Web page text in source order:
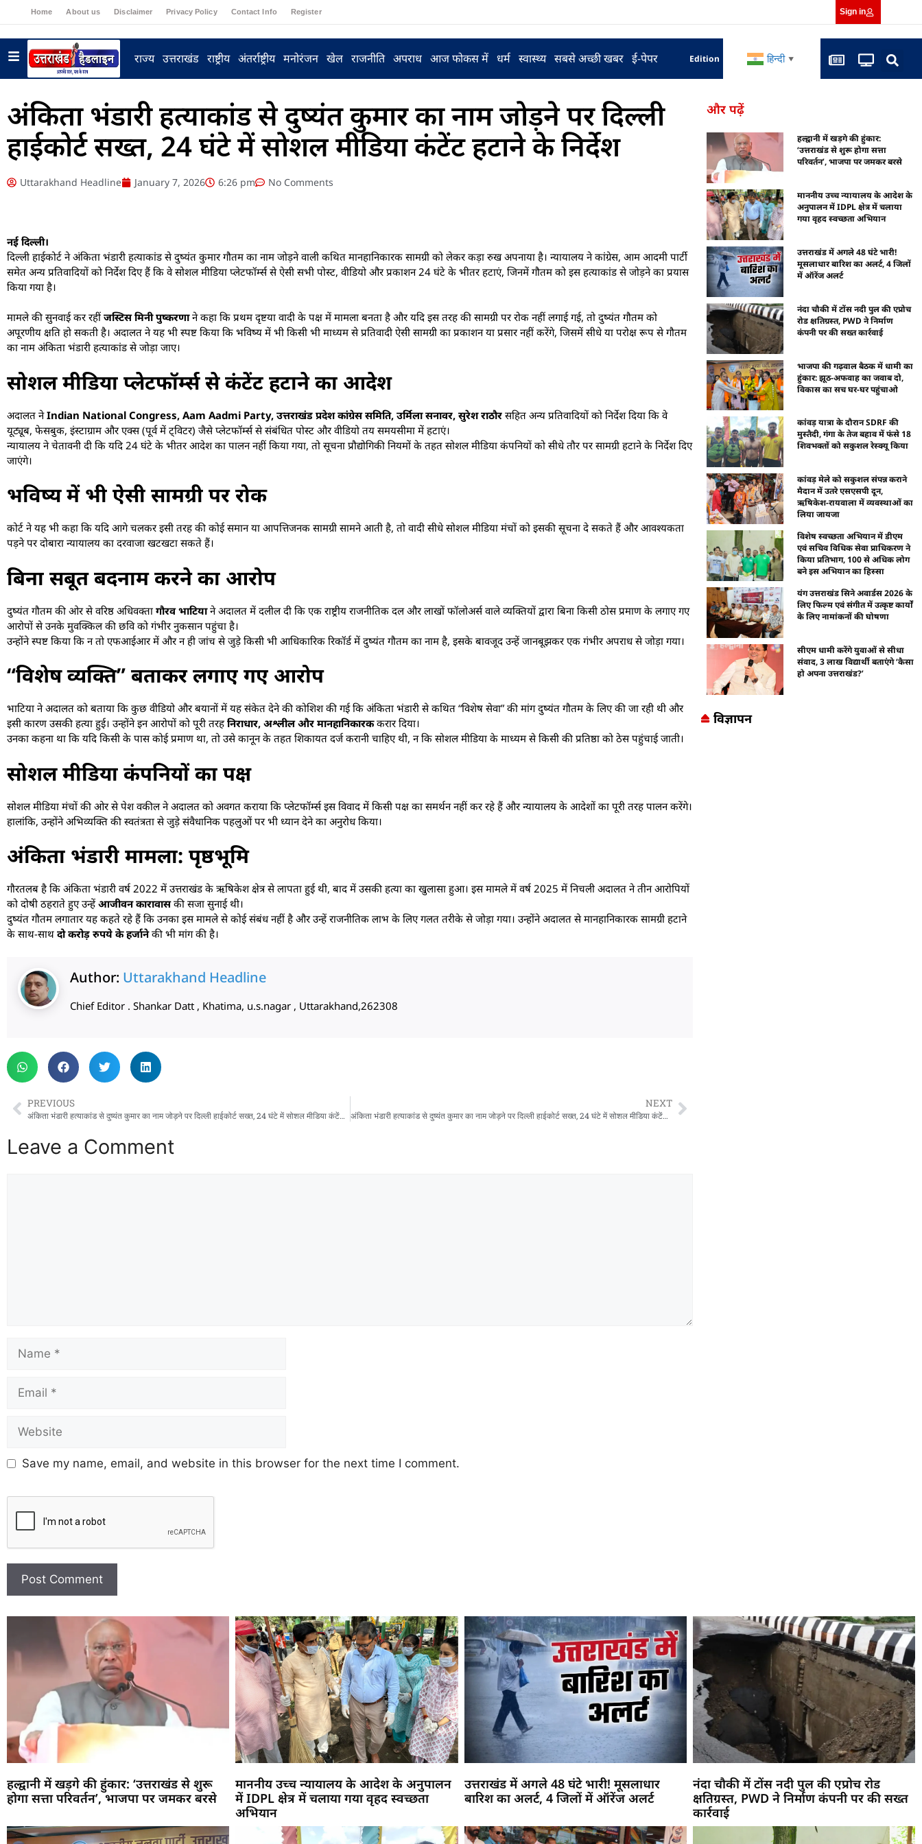
Home About us Disclaimer Privacy Policy Contact Info Register Sign in
राज्य उत्तराखंड राष्ट्रीय अंतर्राष्ट्रीय मनोरंजन खेल राजनीति अपराध आज फोकस में धर्म स्वास्थ्य सबसे अच्छी खबर ई-पेपर Edition हिन्दी ▼
अंकिता भंडारी हत्याकांड से दुष्यंत कुमार का नाम जोड़ने पर दिल्ली
हाईकोर्ट सख्त, 24 घंटे में सोशल मीडिया कंटेंट हटाने के निर्देश
Uttarakhand Headline January 7, 2026 6:26 pm No Comments
नई दिल्ली।
दिल्ली हाईकोर्ट ने अंकिता भंडारी हत्याकांड से दुष्यंत कुमार गौतम का नाम जोड़ने वाली कथित मानहानिकारक सामग्री को लेकर कड़ा रुख अपनाया है। न्यायालय ने कांग्रेस, आम आदमी पार्टी
समेत अन्य प्रतिवादियों को निर्देश दिए हैं कि वे सोशल मीडिया प्लेटफॉर्म्स से ऐसी सभी पोस्ट, वीडियो और प्रकाशन 24 घंटे के भीतर हटाएं, जिनमें गौतम को इस हत्याकांड से जोड़ने का प्रयास
किया गया है।
मामले की सुनवाई कर रहीं जस्टिस मिनी पुष्करणाने कहा कि प्रथम दृष्टया वादी के पक्ष में मामला बनता है और यदि इस तरह की सामग्री पर रोक नहीं लगाई गई, तो दुष्यंत गौतम को
अपूरणीय क्षति हो सकती है। अदालत ने यह भी स्पष्ट किया कि भविष्य में भी किसी भी माध्यम से प्रतिवादी ऐसी सामग्री का प्रकाशन या प्रसार नहीं करेंगे, जिसमें सीधे या परोक्ष रूप से गौतम
का नाम अंकिता भंडारी हत्याकांड से जोड़ा जाए।
सोशल मीडिया प्लेटफॉर्म्स से कंटेंट हटाने का आदेश
अदालत नेIndian National Congress, Aam Aadmi Party, उत्तराखंड प्रदेश कांग्रेस समिति, उर्मिला सनावर, सुरेश राठौर सहित अन्य प्रतिवादियों को निर्देश दिया कि वे
यूट्यूब, फेसबुक, इंस्टाग्राम और एक्स (पूर्व में ट्विटर) जैसे प्लेटफॉर्म्स से संबंधित पोस्ट और वीडियो तय समयसीमा में हटाएं।
न्यायालय ने चेतावनी दी कि यदि 24 घंटे के भीतर आदेश का पालन नहीं किया गया, तो सूचना प्रौद्योगिकी नियमों के तहत सोशल मीडिया कंपनियों को सीधे तौर पर सामग्री हटाने के निर्देश दिए
जाएंगे।
भविष्य में भी ऐसी सामग्री पर रोक
कोर्ट ने यह भी कहा कि यदि आगे चलकर इसी तरह की कोई समान या आपत्तिजनक सामग्री सामने आती है, तो वादी सीधे सोशल मीडिया मंचों को इसकी सूचना दे सकते हैं और आवश्यकता
पड़ने पर दोबारा न्यायालय का दरवाजा खटखटा सकते हैं।
बिना सबूत बदनाम करने का आरोप
दुष्यंत गौतम की ओर से वरिष्ठ अधिवक्ता गौरव भाटियाने अदालत में दलील दी कि एक राष्ट्रीय राजनीतिक दल और लाखों फॉलोअर्स वाले व्यक्तियों द्वारा बिना किसी ठोस प्रमाण के लगाए गए
आरोपों से उनके मुवक्किल की छवि को गंभीर नुकसान पहुंचा है।
उन्होंने स्पष्ट किया कि न तो एफआईआर में और न ही जांच से जुड़े किसी भी आधिकारिक रिकॉर्ड में दुष्यंत गौतम का नाम है, इसके बावजूद उन्हें जानबूझकर एक गंभीर अपराध से जोड़ा गया।
“विशेष व्यक्ति” बताकर लगाए गए आरोप
भाटिया ने अदालत को बताया कि कुछ वीडियो और बयानों में यह संकेत देने की कोशिश की गई कि अंकिता भंडारी से कथित “विशेष सेवा” की मांग दुष्यंत गौतम के लिए की जा रही थी और
इसी कारण उसकी हत्या हुई। उन्होंने इन आरोपों को पूरी तरहनिराधार, अश्लील और मानहानिकारककरार दिया।
उनका कहना था कि यदि किसी के पास कोई प्रमाण था, तो उसे कानून के तहत शिकायत दर्ज करानी चाहिए थी, न कि सोशल मीडिया के माध्यम से किसी की प्रतिष्ठा को ठेस पहुंचाई जाती।
सोशल मीडिया कंपनियों का पक्ष
सोशल मीडिया मंचों की ओर से पेश वकील ने अदालत को अवगत कराया कि प्लेटफॉर्म्स इस विवाद में किसी पक्ष का समर्थन नहीं कर रहे हैं और न्यायालय के आदेशों का पूरी तरह पालन करेंगे।
हालांकि, उन्होंने अभिव्यक्ति की स्वतंत्रता से जुड़े संवैधानिक पहलुओं पर भी ध्यान देने का अनुरोध किया।
अंकिता भंडारी मामला: पृष्ठभूमि
गौरतलब है कि अंकिता भंडारी वर्ष 2022 में उत्तराखंड के ऋषिकेश क्षेत्र से लापता हुई थी, बाद में उसकी हत्या का खुलासा हुआ। इस मामले में वर्ष 2025 में निचली अदालत ने तीन आरोपियों
को दोषी ठहराते हुए उन्हेंआजीवन कारावासकी सजा सुनाई थी।
दुष्यंत गौतम लगातार यह कहते रहे हैं कि उनका इस मामले से कोई संबंध नहीं है और उन्हें राजनीतिक लाभ के लिए गलत तरीके से जोड़ा गया। उन्होंने अदालत से मानहानिकारक सामग्री हटाने
के साथ-साथ दो करोड़ रुपये के हर्जानेकी भी मांग की है।
Author: Uttarakhand Headline
Chief Editor . Shankar Datt , Khatima, u.s.nagar , Uttarakhand,262308
PREVIOUS
अंकिता भंडारी हत्याकांड से दुष्यंत कुमार का नाम जोड़ने पर दिल्ली हाईकोर्ट सख्त, 24 घंटे में सोशल मीडिया कंटेंट हटाने के निर्देश
NEXT
अंकिता भंडारी हत्याकांड से दुष्यंत कुमार का नाम जोड़ने पर दिल्ली हाईकोर्ट सख्त, 24 घंटे में सोशल मीडिया कंटेंट हटाने के निर्देश
Leave a Comment
Save my name, email, and website in this browser for the next time I comment.
और पढ़ें
हल्द्वानी में खड़गे की हुंकार:
‘उत्तराखंड से शुरू होगा सत्ता
परिवर्तन’, भाजपा पर जमकर बरसे
माननीय उच्च न्यायालय के आदेश के
अनुपालन में IDPL क्षेत्र में चलाया
गया वृहद स्वच्छता अभियान
उत्तराखंड में अगले 48 घंटे भारी!
मूसलाधार बारिश का अलर्ट, 4 जिलों
में ऑरेंज अलर्ट
नंदा चौकी में टोंस नदी पुल की एप्रोच
रोड क्षतिग्रस्त, PWD ने निर्माण
कंपनी पर की सख्त कार्रवाई
भाजपा की गढ़वाल बैठक में धामी का
हुंकार: झूठ-अफवाह का जवाब दो,
विकास का सच घर-घर पहुंचाओ
कांवड़ यात्रा के दौरान SDRF की
मुस्तैदी, गंगा के तेज बहाव में फंसे 18
शिवभक्तों को सकुशल रेस्क्यू किया
कांवड़ मेले को सकुशल संपन्न कराने
मैदान में उतरे एसएसपी दून,
ऋषिकेश-रायवाला में व्यवस्थाओं का
लिया जायजा
विशेष स्वच्छता अभियान में डीएम
एवं सचिव विधिक सेवा प्राधिकरण ने
किया प्रतिभाग, 100 से अधिक लोग
बने इस अभियान का हिस्सा
यंग उत्तराखंड सिने अवार्डस 2026 के
लिए फिल्म एवं संगीत में उत्कृष्ट कार्यों
के लिए नामांकनों की घोषणा
सीएम धामी करेंगे युवाओं से सीधा
संवाद, 3 लाख विद्यार्थी बताएंगे ‘कैसा
हो अपना उत्तराखंड?’
विज्ञापन
हल्द्वानी में खड़गे की हुंकार: ‘उत्तराखंड से शुरू
होगा सत्ता परिवर्तन’, भाजपा पर जमकर बरसे
माननीय उच्च न्यायालय के आदेश के अनुपालन
में IDPL क्षेत्र में चलाया गया वृहद स्वच्छता
अभियान
उत्तराखंड में अगले 48 घंटे भारी! मूसलाधार
बारिश का अलर्ट, 4 जिलों में ऑरेंज अलर्ट
नंदा चौकी में टोंस नदी पुल की एप्रोच रोड
क्षतिग्रस्त, PWD ने निर्माण कंपनी पर की सख्त
कार्रवाई